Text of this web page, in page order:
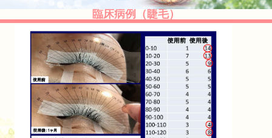
臨床病例（睫毛）